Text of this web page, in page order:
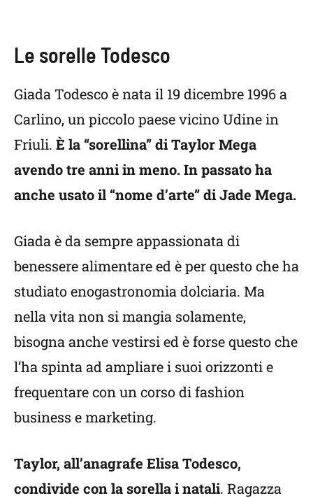
Le sorelle Todesco
Giada Todesco è nata il 19 dicembre 1996 a
Carlino, un piccolo paese vicino Udine in
Friuli. È la “sorellina” di Taylor Mega
avendo tre anni in meno. In passato ha
anche usato il “nome d’arte” di Jade Mega.
Giada è da sempre appassionata di
benessere alimentare ed è per questo che ha
studiato enogastronomia dolciaria. Ma
nella vita non si mangia solamente,
bisogna anche vestirsi ed è forse questo che
l’ha spinta ad ampliare i suoi orizzonti e
frequentare con un corso di fashion
business e marketing.
Taylor, all’anagrafe Elisa Todesco,
condivide con la sorella i natali. Ragazza